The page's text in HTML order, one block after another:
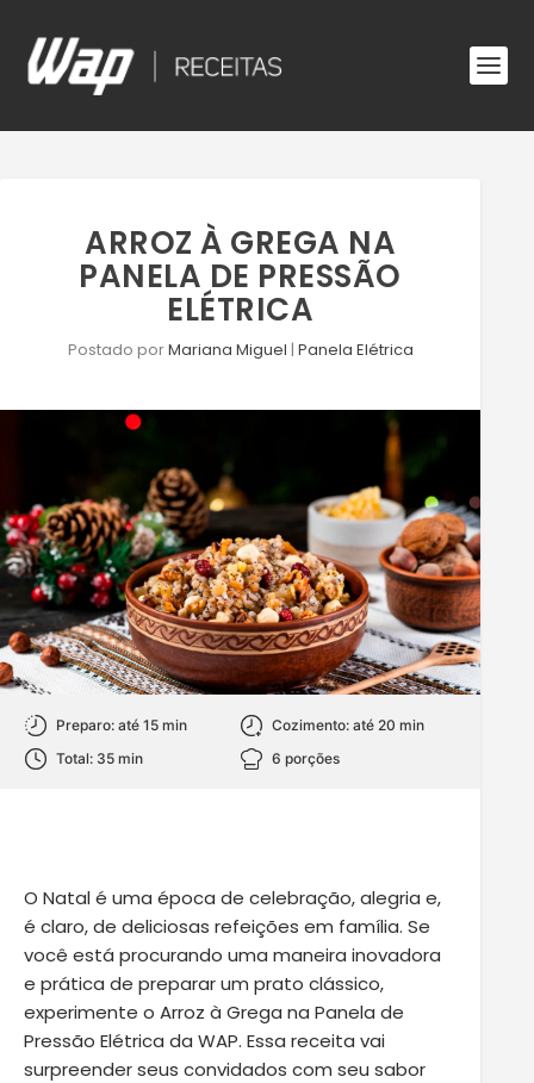
ARROZ À GREGA NA
PANELA DE PRESSÃO
ELÉTRICA
Postado porMariana Miguel | Panela Elétrica
Preparo: até 15 min
Cozimento: até 20 min
Total: 35 min
6 porções
O Natal é uma época de celebração, alegria e,
é claro, de deliciosas refeições em família. Se
você está procurando uma maneira inovadora
e prática de preparar um prato clássico,
experimente o Arroz à Grega naPanela de
Pressão Elétrica da WAP. Essa receita vai
surpreender seus convidados com seu sabor